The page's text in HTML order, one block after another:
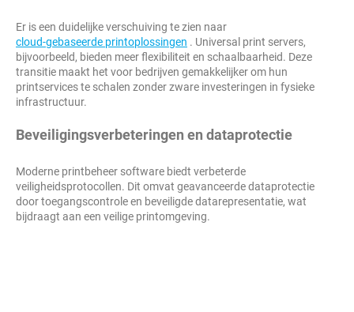
Er is een duidelijke verschuiving te zien naar
cloud-gebaseerde printoplossingen . Universal print servers,
bijvoorbeeld, bieden meer flexibiliteit en schaalbaarheid. Deze
transitie maakt het voor bedrijven gemakkelijker om hun
printservices te schalen zonder zware investeringen in fysieke
infrastructuur.
Beveiligingsverbeteringen en dataprotectie
Moderne printbeheer software biedt verbeterde
veiligheidsprotocollen. Dit omvat geavanceerde dataprotectie
door toegangscontrole en beveiligde datarepresentatie, wat
bijdraagt aan een veilige printomgeving.